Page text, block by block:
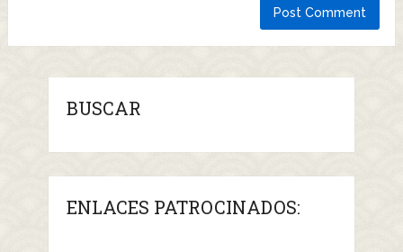
BUSCAR
ENLACES PATROCINADOS: